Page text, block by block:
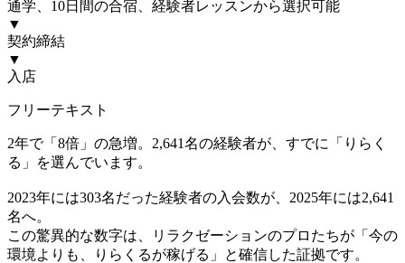
通学、10日間の合宿、経験者レッスンから選択可能
▼
契約締結
▼
入店
フリーテキスト
2年で「8倍」の急増。2,641名の経験者が、すでに「りらく
る」を選んでいます。
2023年には303名だった経験者の入会数が、2025年には2,641
名へ。
この驚異的な数字は、リラクゼーションのプロたちが「今の
環境よりも、りらくるが稼げる」と確信した証拠です。